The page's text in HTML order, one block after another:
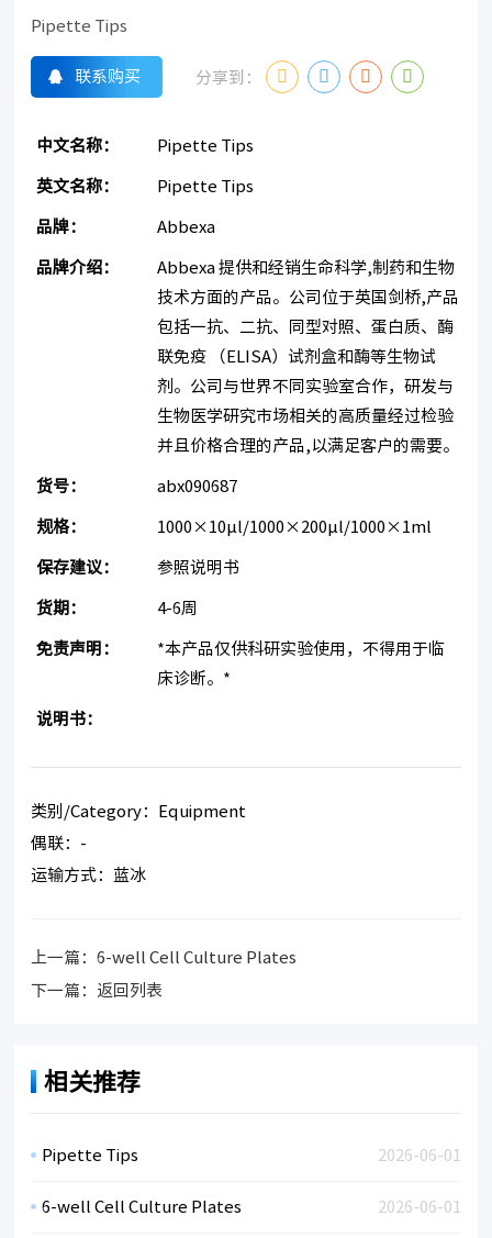
Pipette Tips
联系购买 分享到：
中文名称： Pipette Tips
英文名称： Pipette Tips
品牌： Abbexa
品牌介绍：
Abbexa 提供和经销生命科学,制药和生物
技术方面的产品。公司位于英国剑桥,产品
包括一抗、二抗、同型对照、蛋白质、酶
联免疫 （ELISA）试剂盒和酶等生物试
剂。公司与世界不同实验室合作，研发与
生物医学研究市场相关的高质量经过检验
并且价格合理的产品,以满足客户的需要。
货号： abx090687
规格： 1000×10µl/1000×200µl/1000×1ml
保存建议： 参照说明书
货期： 4-6周
免责声明：
*本产品仅供科研实验使用，不得用于临
床诊断。*
说明书：
类别/Category：Equipment
偶联：-
运输方式：蓝冰
上一篇：6-well Cell Culture Plates
下一篇： 返回列表
相关推荐
2026-06-01
Pipette Tips
2026-06-01
6-well Cell Culture Plates